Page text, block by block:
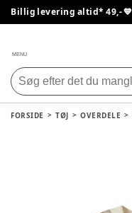
Billig levering altid* 49,- 💙
MENU
FORSIDE TØJ OVERDELE